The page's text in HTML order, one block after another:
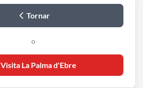
Tornar
o
Visita La Palma d'Ebre